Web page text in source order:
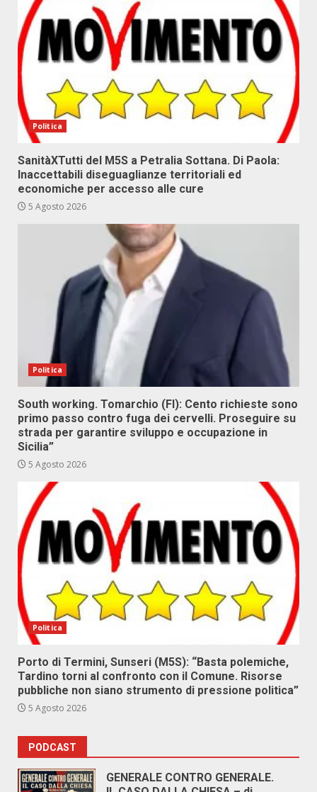
Politica
SanitàXTutti del M5S a Petralia Sottana. Di Paola:
Inaccettabili diseguaglianze territoriali ed
economiche per accesso alle cure
5 Agosto 2026
Politica
South working. Tomarchio (FI): Cento richieste sono
primo passo contro fuga dei cervelli. Proseguire su
strada per garantire sviluppo e occupazione in
Sicilia”
5 Agosto 2026
Politica
Porto di Termini, Sunseri (M5S): “Basta polemiche,
Tardino torni al confronto con il Comune. Risorse
pubbliche non siano strumento di pressione politica”
5 Agosto 2026
PODCAST
GENERALE CONTRO GENERALE.